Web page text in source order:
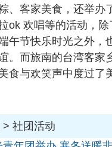
、客家美食，还举办
ok 欢唱等的活动，除
午节快乐时光之外，
。而旅南的台湾客家
食与欢笑声中度过了
> 社团活动